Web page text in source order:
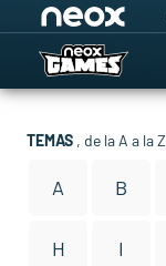
TEMAS , de la A a la
A B
H I